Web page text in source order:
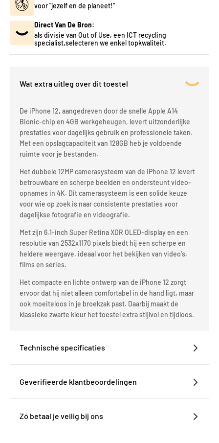
voor "jezelf en de planeet!"
Direct Van De Bron:
als divisie van Out of Use, een ICT recycling
specialist,selecteren we enkel topkwaliteit.
Wat extra uitleg over dit toestel
De iPhone 12, aangedreven door de snelle Apple A14
Bionic-chip en 4GB werkgeheugen, levert uitzonderlijke
prestaties voor dagelijks gebruik en professionele taken.
Met een opslagcapaciteit van 128GB heb je voldoende
ruimte voor je bestanden.
Het dubbele 12MP camerasysteem van de iPhone 12 levert
betrouwbare en scherpe beelden en ondersteunt video-
opnames in 4K. Dit camerasysteem is een solide keuze
voor wie op zoek is naar consistente prestaties voor
dagelijkse fotografie en videografie.
Met zijn 6.1-inch Super Retina XDR OLED-display en een
resolutie van 2532x1170 pixels biedt hij een scherpe en
heldere weergave, ideaal voor het bekijken van video's,
films en series.
Het compacte en lichte ontwerp van de iPhone 12 zorgt
ervoor dat hij niet alleen comfortabel in de hand ligt, maar
ook moeiteloos in je broekzak past. Daarbij maakt de
klassieke zwarte kleur het toestel extra stijlvol en tijdloos.
Technische specificaties
Geverifieerde klantbeoordelingen
Zó betaal je veilig bij ons